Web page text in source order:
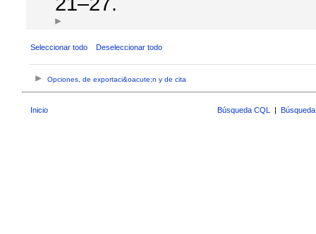
Seleccionar todo Deseleccionar todo
Opciones, de exportaci&oacute;n y de cita
Inicio Búsqueda CQL |